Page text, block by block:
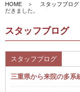
HOME ＞ スタッフブログ
だきました。
スタッフブログ
スタッフブログ
三重県から来院の多系